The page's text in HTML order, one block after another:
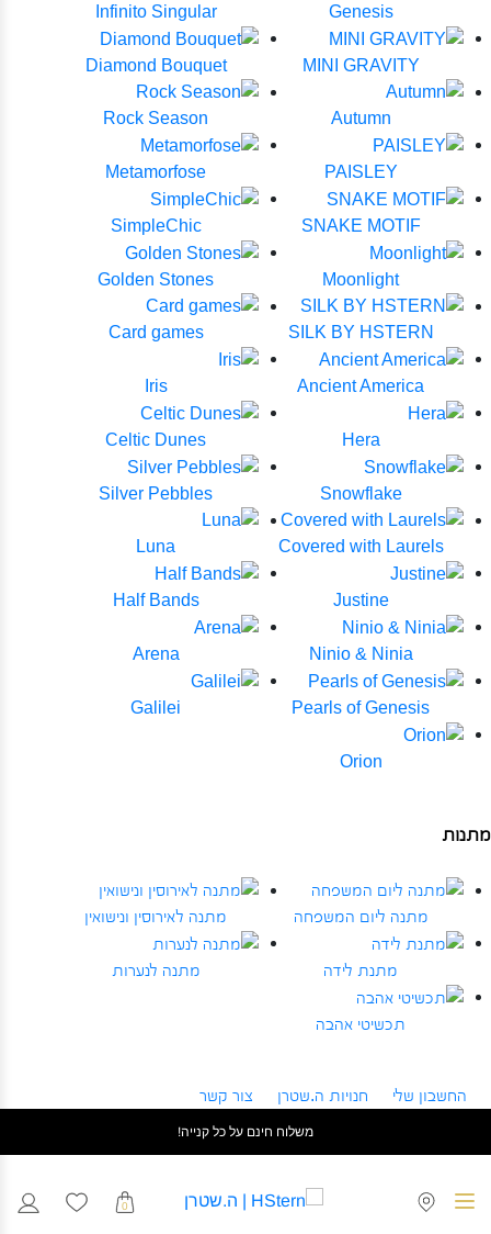
Genesis
Infinito Singular
MINI GRAVITY
Diamond Bouquet
Autumn
Rock Season
PAISLEY
Metamorfose
SNAKE MOTIF
SimpleChic
Moonlight
Golden Stones
SILK BY HSTERN
Card games
Ancient America
Iris
Hera
Celtic Dunes
Snowflake
Silver Pebbles
Covered with Laurels
Luna
Justine
Half Bands
Ninio & Ninia
Arena
Pearls of Genesis
Galilei
Orion
מתנות
מתנה ליום המשפחה מתנה לאירוסין ונישואין
מתנת לידה מתנה לנערות
תכשיטי אהבה
החשבון שלי חנויות ה.שטרן צור קשר
משלוח חינם על כל קנייה!
0